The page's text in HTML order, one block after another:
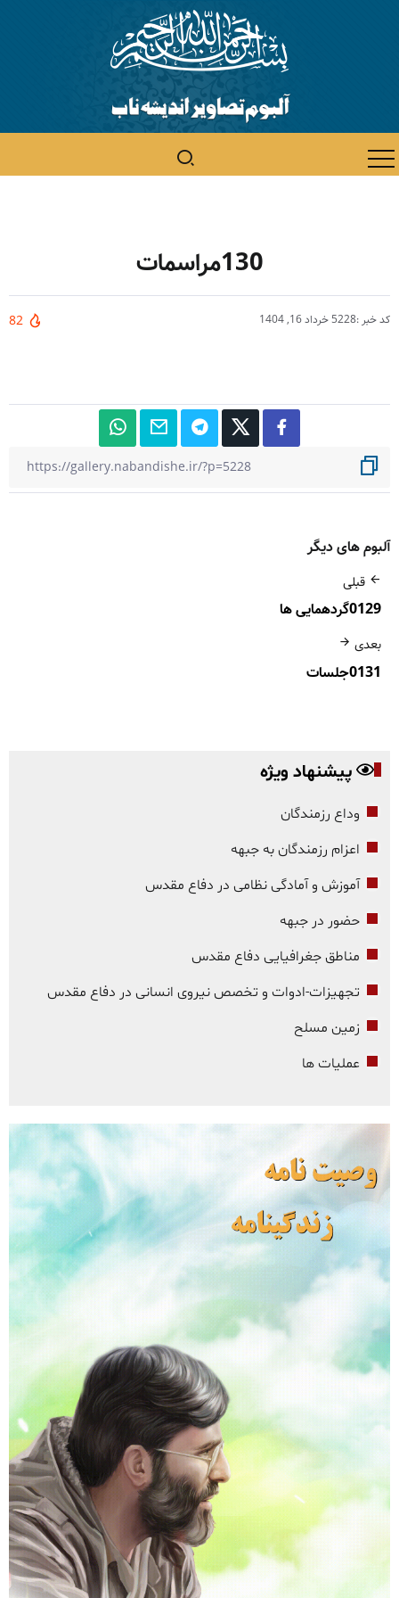
130مراسمات
کد خبر :5228 خرداد 16, 1404 82
آلبوم های دیگر
قبلی
0129گردهمایی ها
بعدی
0131جلسات
پیشنهاد ویژه
وداع رزمندگان
اعزام رزمندگان به جبهه
آموزش و آمادگی نظامی در دفاع مقدس
حضور در جبهه
مناطق جغرافیایی دفاع مقدس
تجهیزات-ادوات و تخصص نیروی انسانی در دفاع مقدس
زمین مسلح
عملیات ها